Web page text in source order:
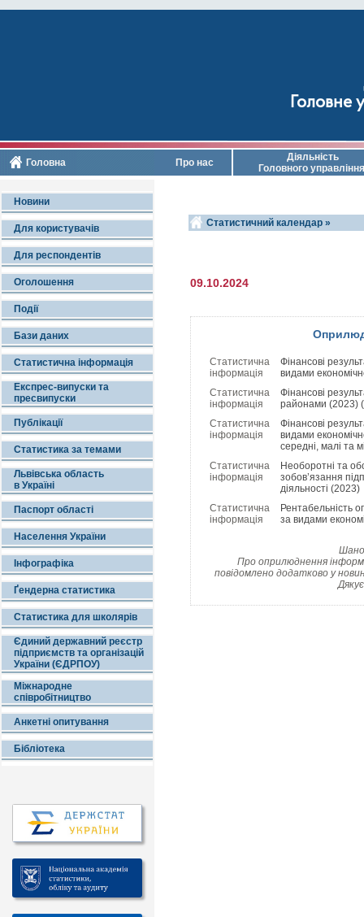
Головне
Головна Про нас
Діяльність
Головного управління
Новини
Для користувачів
Для респондентів
Оголошення
Події
Бази даних
Статистична інформація
Експрес-випуски та
пресвипуски
Публікації
Статистика за темами
Львівська область
в Україні
Паспорт області
Населення України
Інфографіка
Ґендерна статистика
Статистика для школярів
Єдиний державний реєстр
підприємств та організацій
України (ЄДРПОУ)
Міжнародне
співробітництво
Анкетні опитування
Бібліотека
Статистичний календар »
09.10.2024
Статистична
інформація
Фінансові
видами
Статистична
інформація
Фінансові
районами (2023)
Статистична
інформація
Фінансові
видами
середні, малі та
Статистична
інформація
Необоротні та
зобов’язання
діяльності (2023)
Статистична
інформація
Рентабельність
за видами
Про оприлюднення
повідомлено додатково у